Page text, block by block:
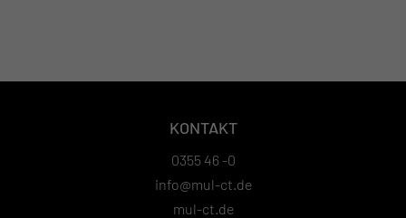
KONTAKT
0355 46 -0
info@mul-ct.de
mul-ct.de